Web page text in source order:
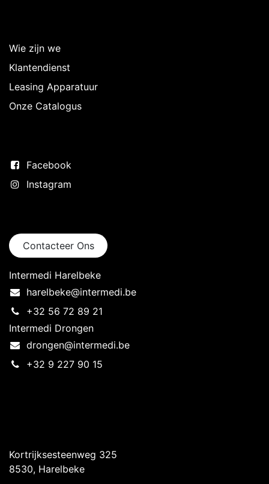
Wie zijn we
Klantendienst
Leasing Apparatuur
Onze Catalogus
Facebook
Instagram
Contacteer Ons
Intermedi Harelbeke
harelbeke@intermedi.be
+32 56 72 89 21
Intermedi Drongen
drongen@intermedi.be
+32 9 227 90 15
Kortrijksesteenweg 325
8530, Harelbeke